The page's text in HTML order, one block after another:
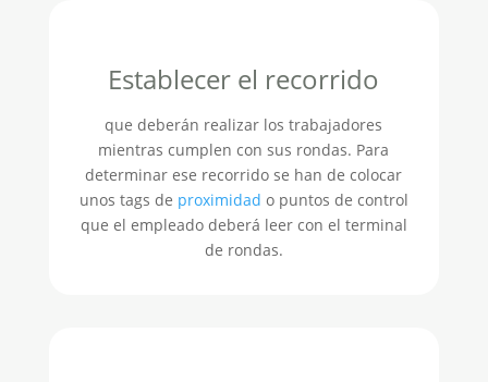
Establecer el recorrido
que deberán realizar los trabajadores
mientras cumplen con sus rondas. Para
determinar ese recorrido se han de colocar
unos tags de proximidad o puntos de control
que el empleado deberá leer con el terminal
de rondas.